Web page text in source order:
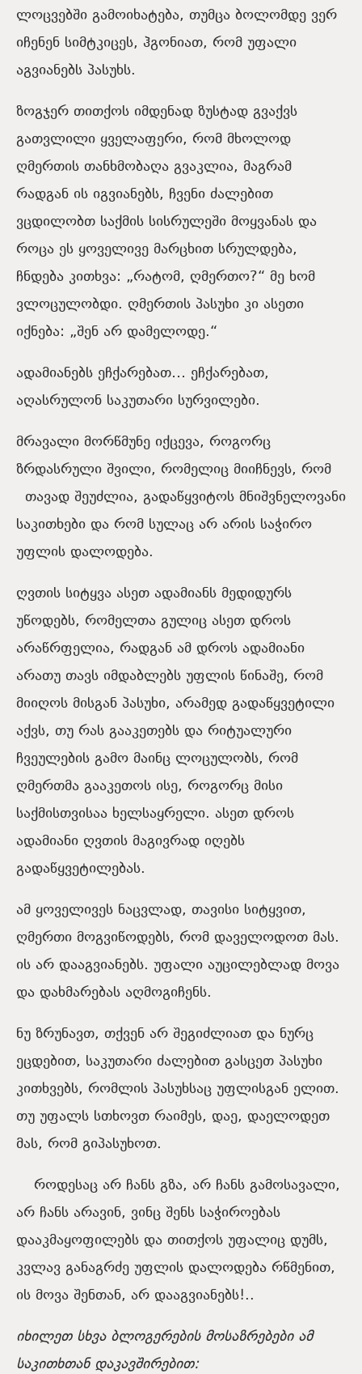
ლოცვებში გამოიხატება, თუმცა ბოლომდე ვერ
იჩენენ სიმტკიცეს, ჰგონიათ, რომ უფალი
აგვიანებს პასუხს.
ზოგჯერ თითქოს იმდენად ზუსტად გვაქვს
გათვლილი ყველაფერი, რომ მხოლოდ
ღმერთის თანხმობაღა გვაკლია, მაგრამ
რადგან ის იგვიანებს, ჩვენი ძალებით
ვცდილობთ საქმის სისრულეში მოყვანას და
როცა ეს ყოველივე მარცხით სრულდება,
ჩნდება კითხვა: „რატომ, ღმერთო?“ მე ხომ
ვლოცულობდი. ღმერთის პასუხი კი ასეთი
იქნება: „შენ არ დამელოდე.“
ადამიანებს ეჩქარებათ… ეჩქარებათ,
აღასრულონ საკუთარი სურვილები.
მრავალი მორწმუნე იქცევა, როგორც
ზრდასრული შვილი, რომელიც მიიჩნევს, რომ
თავად შეუძლია, გადაწყვიტოს მნიშვნელოვანი
საკითხები და რომ სულაც არ არის საჭირო
უფლის დალოდება.
ღვთის სიტყვა ასეთ ადამიანს მედიდურს
უწოდებს, რომელთა გულიც ასეთ დროს
არაწრფელია, რადგან ამ დროს ადამიანი
არათუ თავს იმდაბლებს უფლის წინაშე, რომ
მიიღოს მისგან პასუხი, არამედ გადაწყვეტილი
აქვს, თუ რას გააკეთებს და რიტუალური
ჩვეულების გამო მაინც ლოცულობს, რომ
ღმერთმა გააკეთოს ისე, როგორც მისი
საქმისთვისაა ხელსაყრელი. ასეთ დროს
ადამიანი ღვთის მაგივრად იღებს
გადაწყვეტილებას.
ამ ყოველივეს ნაცვლად, თავისი სიტყვით,
ღმერთი მოგვიწოდებს, რომ დაველოდოთ მას.
ის არ დააგვიანებს. უფალი აუცილებლად მოვა
და დახმარებას აღმოგიჩენს.
ნუ ზრუნავთ, თქვენ არ შეგიძლიათ და ნურც
ეცდებით, საკუთარი ძალებით გასცეთ პასუხი
კითხვებს, რომლის პასუხსაც უფლისგან ელით.
თუ უფალს სთხოვთ რაიმეს, დაე, დაელოდეთ
მას, რომ გიპასუხოთ.
როდესაც არ ჩანს გზა, არ ჩანს გამოსავალი,
არ ჩანს არავინ, ვინც შენს საჭიროებას
დააკმაყოფილებს და თითქოს უფალიც დუმს,
კვლავ განაგრძე უფლის დალოდება რწმენით,
ის მოვა შენთან, არ დააგვიანებს!..
იხილეთ სხვა ბლოგერების მოსაზრებები ამ
საკითხთან დაკავშირებით: